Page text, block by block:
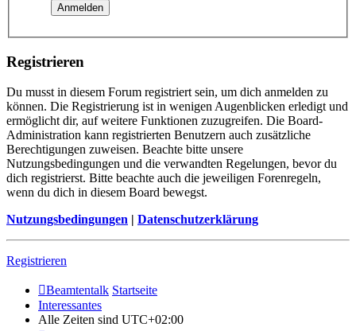
Registrieren
Du musst in diesem Forum registriert sein, um dich anmelden zu
können. Die Registrierung ist in wenigen Augenblicken erledigt und
ermöglicht dir, auf weitere Funktionen zuzugreifen. Die Board-
Administration kann registrierten Benutzern auch zusätzliche
Berechtigungen zuweisen. Beachte bitte unsere
Nutzungsbedingungen und die verwandten Regelungen, bevor du
dich registrierst. Bitte beachte auch die jeweiligen Forenregeln,
wenn du dich in diesem Board bewegst.
Nutzungsbedingungen | Datenschutzerklärung
Registrieren
Beamtentalk Startseite
Interessantes
Alle Zeiten sind UTC+02:00